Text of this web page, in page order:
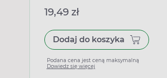
19,49 zł
Dodaj do koszyka
Podana cena jest ceną maksymalną
Dowiedz się więcej